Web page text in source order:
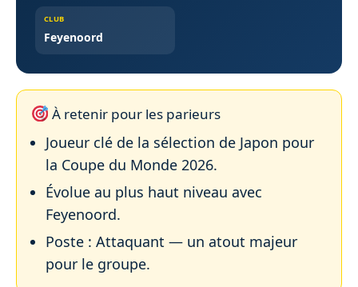
CLUB
Feyenoord
À retenir pour les parieurs
Joueur clé de la sélection de Japon pour
la Coupe du Monde 2026.
Évolue au plus haut niveau avec
Feyenoord.
Poste : Attaquant — un atout majeur
pour le groupe.